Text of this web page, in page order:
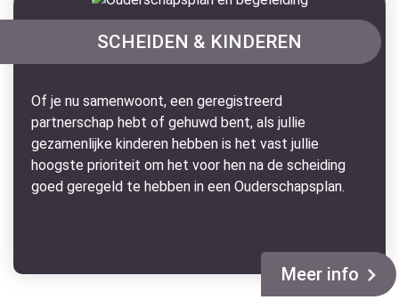
SCHEIDEN & KINDEREN
Of je nu samenwoont, een geregistreerd
partnerschap hebt of gehuwd bent, als jullie
gezamenlijke kinderen hebben is het vast jullie
hoogste prioriteit om het voor hen na de scheiding
goed geregeld te hebben in een Ouderschapsplan.
Meer info